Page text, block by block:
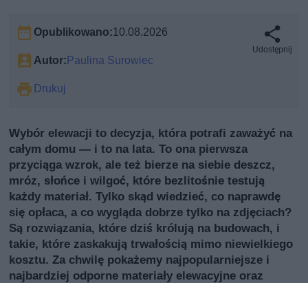
Opublikowano:10.08.2026
Autor:Paulina Surowiec
Drukuj
Udostępnij
Wybór elewacji to decyzja, która potrafi zaważyć na
całym domu — i to na lata. To ona pierwsza
przyciąga wzrok, ale też bierze na siebie deszcz,
mróz, słońce i wilgoć, które bezlitośnie testują
każdy materiał. Tylko skąd wiedzieć, co naprawdę
się opłaca, a co wygląda dobrze tylko na zdjęciach?
Są rozwiązania, które dziś królują na budowach, i
takie, które zaskakują trwałością mimo niewielkiego
kosztu. Za chwilę pokażemy najpopularniejsze i
najbardziej odporne materiały elewacyjne oraz